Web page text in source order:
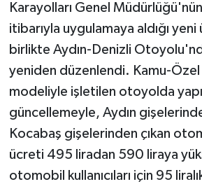
Karayolları Genel
itibarıyla uygulamaya aldığı
birlikte Aydın-Denizli
yeniden düzenlendi. Kamu-Özel
modeliyle işletilen otoyolda
güncellemeyle, Aydın
Kocabaş gişelerinden çıkan
ücreti 495 liradan 590 liraya
otomobil kullanıcıları için 95